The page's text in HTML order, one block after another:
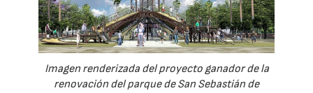
Imagen renderizada del proyecto ganador de la
renovación del parque de San Sebastián de